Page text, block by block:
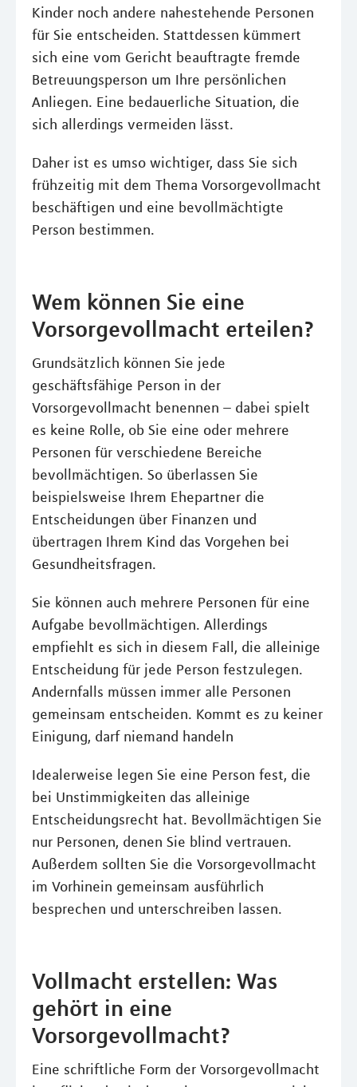
Kinder noch andere nahestehende Personen
für Sie entscheiden. Stattdessen kümmert
sich eine vom Gericht beauftragte fremde
Betreuungsperson um Ihre persönlichen
Anliegen. Eine bedauerliche Situation, die
sich allerdings vermeiden lässt.
Daher ist es umso wichtiger, dass Sie sich
frühzeitig mit dem Thema Vorsorgevollmacht
beschäftigen und eine bevollmächtigte
Person bestimmen.
Wem können Sie eine
Vorsorgevollmacht erteilen?
Grundsätzlich können Sie jede
geschäftsfähige Person in der
Vorsorgevollmacht benennen – dabei spielt
es keine Rolle, ob Sie eine oder mehrere
Personen für verschiedene Bereiche
bevollmächtigen. So überlassen Sie
beispielsweise Ihrem Ehepartner die
Entscheidungen über Finanzen und
übertragen Ihrem Kind das Vorgehen bei
Gesundheitsfragen.
Sie können auch mehrere Personen für eine
Aufgabe bevollmächtigen. Allerdings
empfiehlt es sich in diesem Fall, die alleinige
Entscheidung für jede Person festzulegen.
Andernfalls müssen immer alle Personen
gemeinsam entscheiden. Kommt es zu keiner
Einigung, darf niemand handeln
Idealerweise legen Sie eine Person fest, die
bei Unstimmigkeiten das alleinige
Entscheidungsrecht hat. Bevollmächtigen Sie
nur Personen, denen Sie blind vertrauen.
Außerdem sollten Sie die Vorsorgevollmacht
im Vorhinein gemeinsam ausführlich
besprechen und unterschreiben lassen.
Vollmacht erstellen: Was
gehört in eine
Vorsorgevollmacht?
Eine schriftliche Form der Vorsorgevollmacht